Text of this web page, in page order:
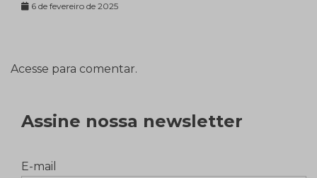
6 de fevereiro de 2025
Acesse para comentar.
Assine nossa newsletter
E-mail